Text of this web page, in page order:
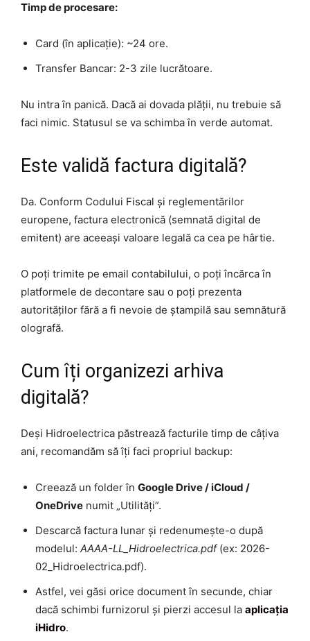
Timp de procesare:
Card (în aplicație): ~24 ore.
Transfer Bancar: 2-3 zile lucrătoare.
Nu intra în panică. Dacă ai dovada plății, nu trebuie să
faci nimic. Statusul se va schimba în verde automat.
Este validă factura digitală?
Da. Conform Codului Fiscal și reglementărilor
europene, factura electronică (semnată digital de
emitent) are aceeași valoare legală ca cea pe hârtie.
O poți trimite pe email contabilului, o poți încărca în
platformele de decontare sau o poți prezenta
autorităților fără a fi nevoie de ștampilă sau semnătură
olografă.
Cum îți organizezi arhiva
digitală?
Deși Hidroelectrica păstrează facturile timp de câțiva
ani, recomandăm să îți faci propriul backup:
Creează un folder în Google Drive / iCloud /
OneDrive numit „Utilități”.
Descarcă factura lunar și redenumește-o după
modelul: AAAA-LL_Hidroelectrica.pdf(ex: 2026-
02_Hidroelectrica.pdf).
Astfel, vei găsi orice document în secunde, chiar
dacă schimbi furnizorul și pierzi accesul la aplicația
iHidro.